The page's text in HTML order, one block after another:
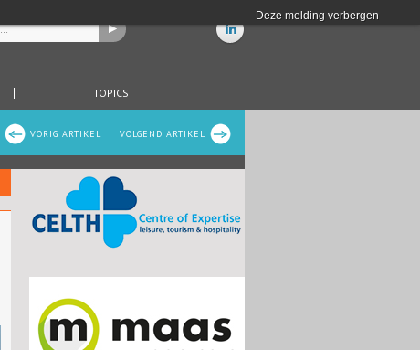
Deze melding verbergen
TOPICS
VOLGEND ARTIKEL
VORIG ARTIKEL